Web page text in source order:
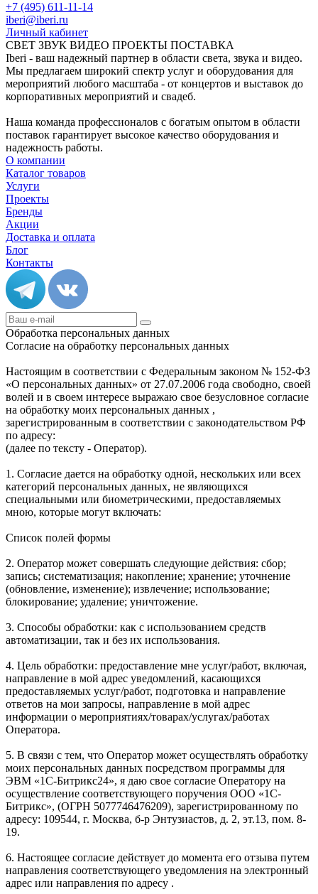
+7 (495) 611-11-14
iberi@iberi.ru
Личный кабинет
СВЕТ ЗВУК ВИДЕО ПРОЕКТЫ ПОСТАВКА
Iberi - ваш надежный партнер в области света, звука и видео.
Мы предлагаем широкий спектр услуг и оборудования для
мероприятий любого масштаба - от концертов и выставок до
корпоративных мероприятий и свадеб.
Наша команда профессионалов с богатым опытом в области
поставок гарантирует высокое качество оборудования и
надежность работы.
О компании
Каталог товаров
Услуги
Проекты
Бренды
Акции
Доставка и оплата
Блог
Контакты
Обработка персональных данных
Согласие на обработку персональных данных
Настоящим в соответствии с Федеральным законом № 152-ФЗ
«О персональных данных» от 27.07.2006 года свободно, своей
волей и в своем интересе выражаю свое безусловное согласие
на обработку моих персональных данных ,
зарегистрированным в соответствии с законодательством РФ
по адресу:
(далее по тексту - Оператор).
1. Согласие дается на обработку одной, нескольких или всех
категорий персональных данных, не являющихся
специальными или биометрическими, предоставляемых
мною, которые могут включать:
Список полей формы
2. Оператор может совершать следующие действия: сбор;
запись; систематизация; накопление; хранение; уточнение
(обновление, изменение); извлечение; использование;
блокирование; удаление; уничтожение.
3. Способы обработки: как с использованием средств
автоматизации, так и без их использования.
4. Цель обработки: предоставление мне услуг/работ, включая,
направление в мой адрес уведомлений, касающихся
предоставляемых услуг/работ, подготовка и направление
ответов на мои запросы, направление в мой адрес
информации о мероприятиях/товарах/услугах/работах
Оператора.
5. В связи с тем, что Оператор может осуществлять обработку
моих персональных данных посредством программы для
ЭВМ «1С-Битрикс24», я даю свое согласие Оператору на
осуществление соответствующего поручения ООО «1С-
Битрикс», (ОГРН 5077746476209), зарегистрированному по
адресу: 109544, г. Москва, б-р Энтузиастов, д. 2, эт.13, пом. 8-
19.
6. Настоящее согласие действует до момента его отзыва путем
направления соответствующего уведомления на электронный
адрес или направления по адресу .